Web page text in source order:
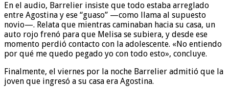
En el audio, Barrelier insiste que todo estaba arreglado
entre Agostina y ese “guaso” —como llama al supuesto
novio—. Relata que mientras caminaban hacia su casa, un
auto rojo frenó para que Melisa se subiera, y desde ese
momento perdió contacto con la adolescente. «No entiendo
por qué me quedo pegado yo con todo esto», concluye.
Finalmente, el viernes por la noche Barrelier admitió que la
joven que ingresó a su casa era Agostina.